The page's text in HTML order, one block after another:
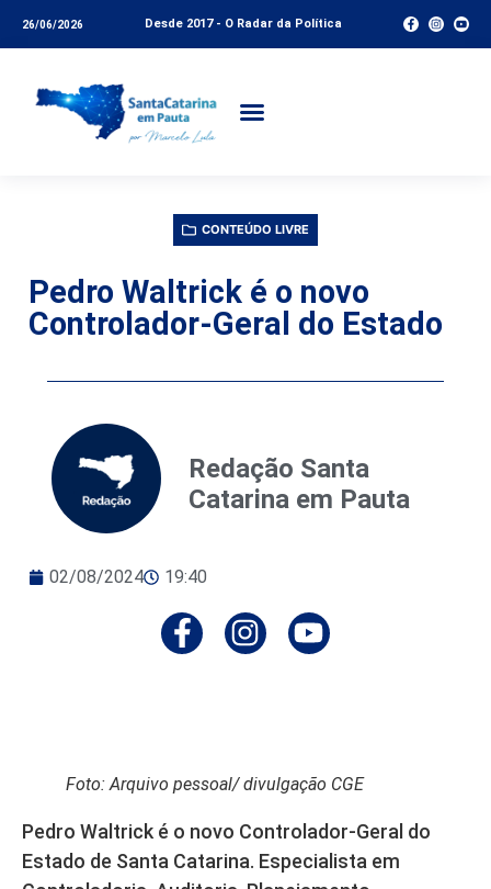
26/06/2026 Desde 2017 - O Radar da Política
CONTEÚDO LIVRE
Pedro Waltrick é o novo
Controlador-Geral do Estado
Redação Santa
Catarina em Pauta
02/08/2024 19:40
Foto: Arquivo pessoal/ divulgação CGE
Pedro Waltrick é o novo Controlador-Geral do
Estado de Santa Catarina. Especialista em